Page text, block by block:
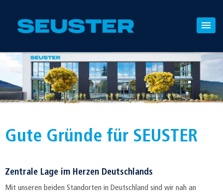
Gute Gründe für SEUSTER
Zentrale Lage im Herzen Deutschlands
Mit unseren beiden Standorten in Deutschland sind wir nah an